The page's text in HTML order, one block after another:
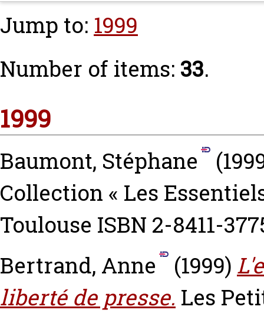
Jump to: 1999
Number of items: 33.
1999
Baumont, Stéphane
Collection « Les
Toulouse ISBN 2-8411-
Bertrand, Anne
(1999)
liberté de presse. Les